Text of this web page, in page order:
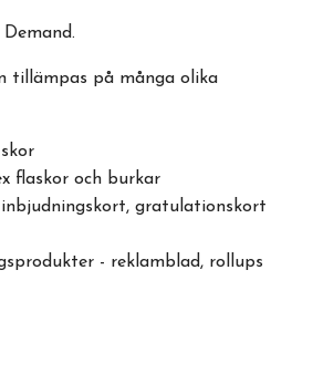
tillämpas på många olika
flaskor och burkar
gratulationskort
- reklamblad, rollups